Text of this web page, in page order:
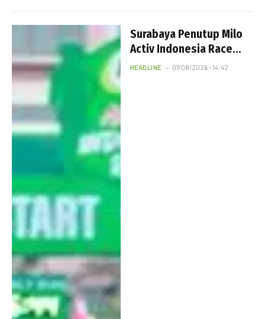
Surabaya Penutup Milo
Activ Indonesia Race
2026
HEADLINE 07/08/2026 - 14:42